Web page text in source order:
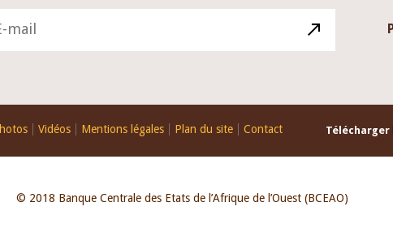
Vidéos Mentions légales Plan du site Contact
© 2018 Banque Centrale des Etats de l’Afrique de l’Ouest (BCEAO)